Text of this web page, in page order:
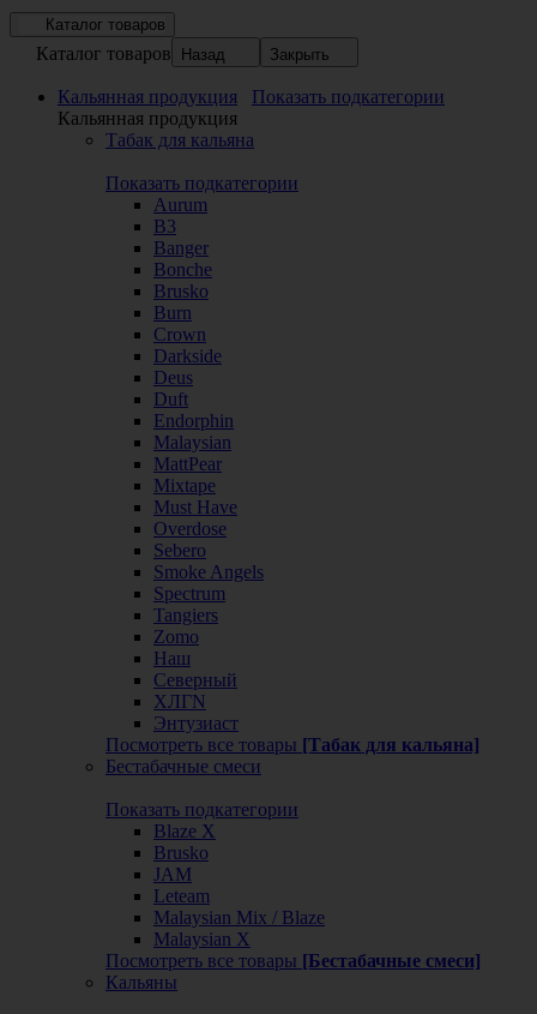
Каталог товаров
Каталог товаров Назад Закрыть
Кальянная продукция
Показать подкатегории
Кальянная продукция
Табак для кальяна
Показать подкатегории
Aurum
B3
Banger
Bonche
Brusko
Burn
Crown
Darkside
Deus
Duft
Endorphin
Malaysian
MattPear
Mixtape
Must Have
Overdose
Sebero
Smoke Angels
Spectrum
Tangiers
Zomo
Наш
Северный
ХЛГN
Энтузиаст
Посмотреть все товары [Табак для кальяна]
Бестабачные смеси
Показать подкатегории
Blaze X
Brusko
JAM
Leteam
Malaysian Mix / Blaze
Malaysian X
Посмотреть все товары [Бестабачные смеси]
Кальяны